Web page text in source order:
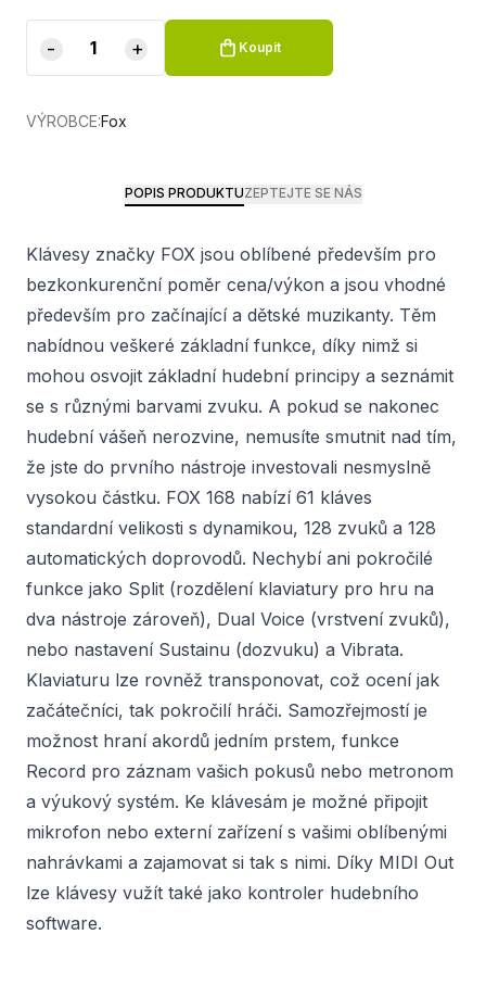
- + Koupit
VÝROBCE:Fox
POPIS PRODUKTUZEPTEJTE SE NÁS
Klávesy značky FOX jsou oblíbené především pro
bezkonkurenční poměr cena/výkon a jsou vhodné
především pro začínající a dětské muzikanty. Těm
nabídnou veškeré základní funkce, díky nimž si
mohou osvojit základní hudební principy a seznámit
se s různými barvami zvuku. A pokud se nakonec
hudební vášeň nerozvine, nemusíte smutnit nad tím,
že jste do prvního nástroje investovali nesmyslně
vysokou částku. FOX 168 nabízí 61 kláves
standardní velikosti s dynamikou, 128 zvuků a 128
automatických doprovodů. Nechybí ani pokročilé
funkce jako Split (rozdělení klaviatury pro hru na
dva nástroje zároveň), Dual Voice (vrstvení zvuků),
nebo nastavení Sustainu (dozvuku) a Vibrata.
Klaviaturu lze rovněž transponovat, což ocení jak
začátečníci, tak pokročilí hráči. Samozřejmostí je
možnost hraní akordů jedním prstem, funkce
Record pro záznam vašich pokusů nebo metronom
a výukový systém. Ke klávesám je možné připojit
mikrofon nebo externí zařízení s vašimi oblíbenými
nahrávkami a zajamovat si tak s nimi. Díky MIDI Out
lze klávesy vužít také jako kontroler hudebního
software.